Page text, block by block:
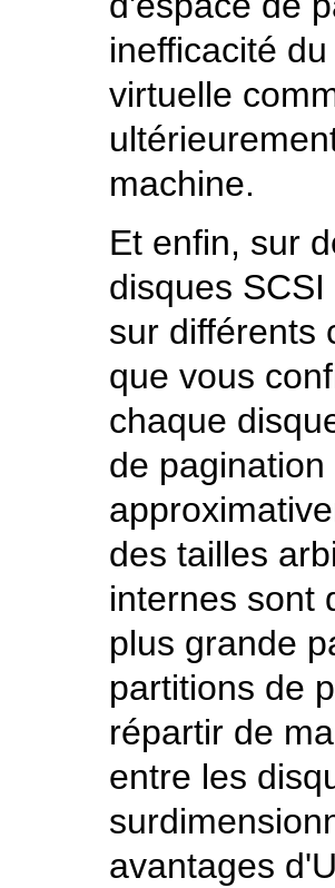
inefficacité
virtuelle
machine.
Et enfin, sur
disques
sur différents
que vous
chaque
de
des tailles
internes sont
plus grande
partitions de
répartir de
entre les
avantages